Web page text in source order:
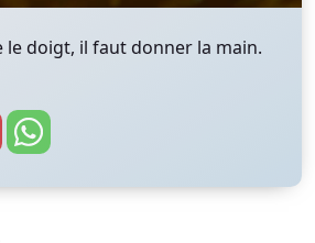
le doigt, il faut donner la main.